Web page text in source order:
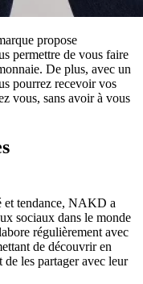
propose
permettre de vous faire
De plus, avec un
pourrez recevoir vos
vous, sans avoir à vous
et tendance, NAKD a
sociaux dans le monde
régulièrement avec
de découvrir en
les partager avec leur